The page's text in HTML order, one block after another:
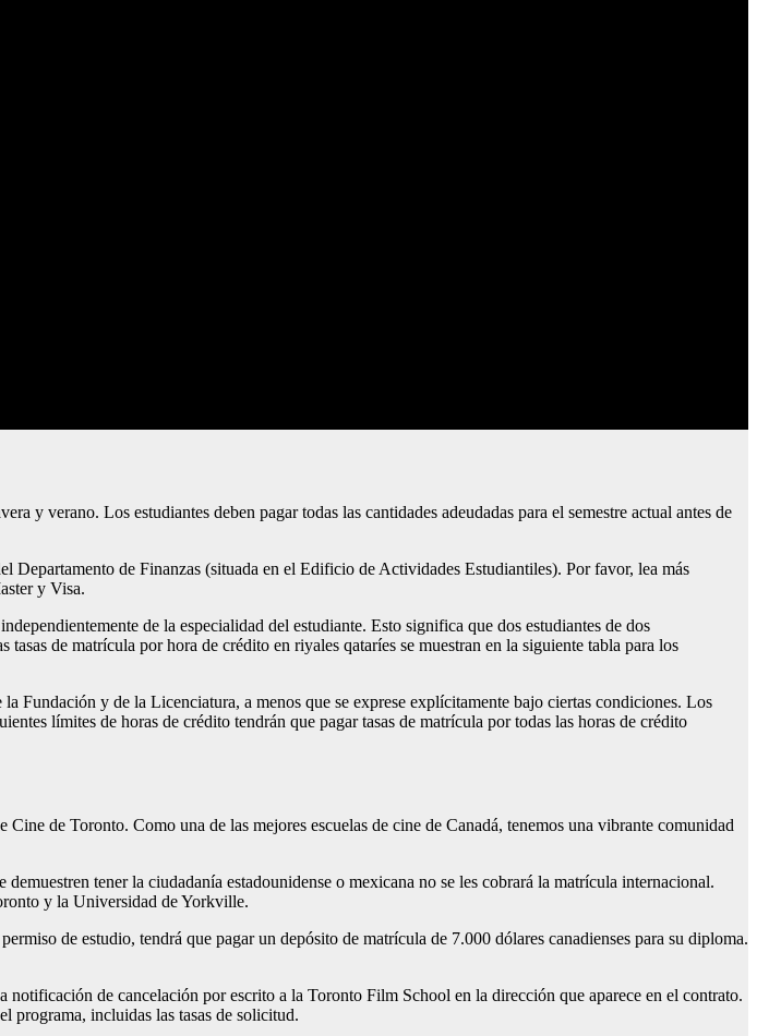
y verano. Los estudiantes deben pagar todas las cantidades adeudadas para el semestre actual antes de
Departamento de Finanzas (situada en el Edificio de Actividades Estudiantiles). Por favor, lea más
y Visa.
de la especialidad del estudiante. Esto significa que dos estudiantes de dos
de matrícula por hora de crédito en riyales qataríes se muestran en la siguiente tabla para los
Fundación y de la Licenciatura, a menos que se exprese explícitamente bajo ciertas condiciones. Los
límites de horas de crédito tendrán que pagar tasas de matrícula por todas las horas de crédito
de Toronto. Como una de las mejores escuelas de cine de Canadá, tenemos una vibrante comunidad
tener la ciudadanía estadounidense o mexicana no se les cobrará la matrícula internacional.
y la Universidad de Yorkville.
de estudio, tendrá que pagar un depósito de matrícula de 7.000 dólares canadienses para su diploma.
de cancelación por escrito a la Toronto Film School en la dirección que aparece en el contrato.
programa, incluidas las tasas de solicitud.